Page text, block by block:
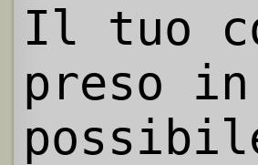
Il tuo
preso in